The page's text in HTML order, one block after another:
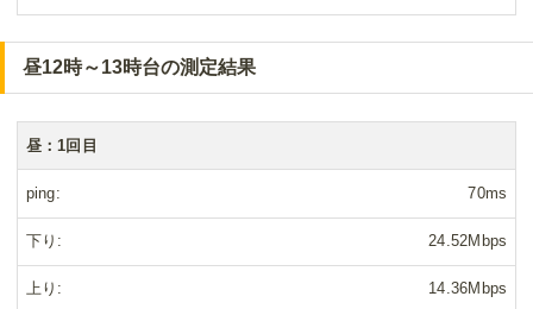
昼12時～13時台の測定結果
昼：1回目
ping 70ms
下り 24.52Mbps
上り 14.36Mbps